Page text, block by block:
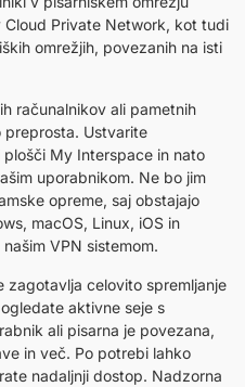
Private Network, kot tudi
omrežjih, povezanih na isti
računalnikov ali pametnih
preprosta. Ustvarite
My Interspace in nato
uporabnikom. Ne bo jim
opreme, saj obstajajo
macOS, Linux, iOS in
VPN sistemom.
celovito spremljanje
aktivne seje s
ali pisarna je povezana,
in več. Po potrebi lahko
nadaljnji dostop. Nadzorna